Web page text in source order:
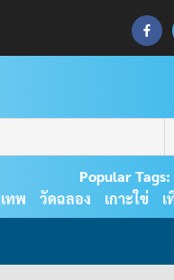
CHECKOUT
SAMPLE
บทความ
ยินดี
PHUKET
เกี่ยว
แพ็คเกจ
Popular Tags:
ทพ
วัดฉลอง เกาะใข่ เ